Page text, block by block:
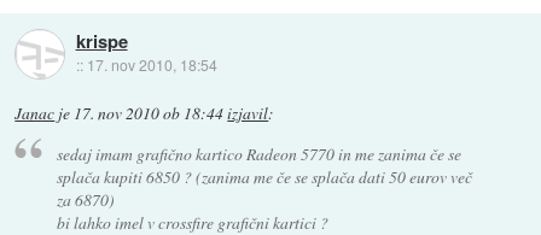
krispe
:: 17. nov 2010, 18:54
Janac je 17. nov 2010 ob 18:44izjavil:
sedaj imam grafično kartico Radeon 5770 in me zanima če se
splača kupiti 6850 ? (zanima me če se splača dati 50 eurov več
za 6870)
bi lahko imel v crossfire grafični kartici ?